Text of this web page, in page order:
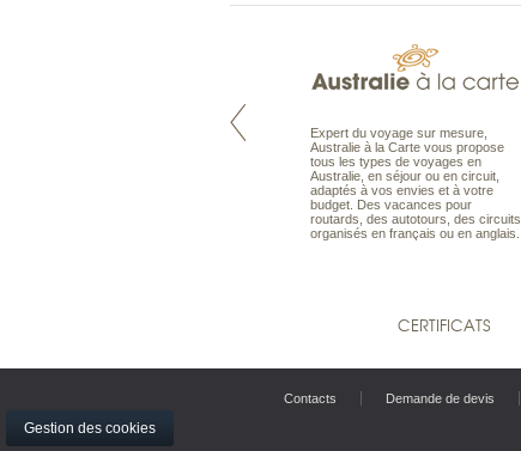
Pacifique à la carte est le spécialiste
Expert du voyage sur mesure,
Australie à la Carte vous propose
tous les types de voyages en
Australie, en séjour ou en circuit,
adaptés à vos envies et à votre
budget. Des vacances pour
routards, des autotours, des circuits
organisés en français ou en anglais.
CERTIFICATS
Contacts Demande de devis
Gestion des cookies